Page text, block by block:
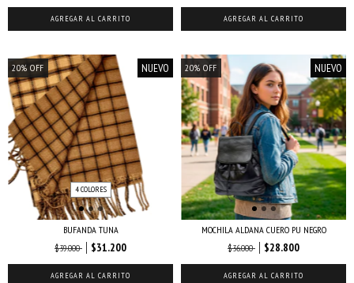
AGREGAR AL CARRITO AGREGAR AL CARRITO
20% OFF NUEVO
4 COLORES
BUFANDA TUNA
$39.000
$31.200
AGREGAR AL CARRITO
20% OFF NUEVO
MOCHILA ALDANA CUERO PU NEGRO
$36.000
$28.800